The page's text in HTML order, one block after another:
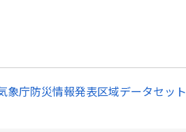
庁防災情報発表区域データセット